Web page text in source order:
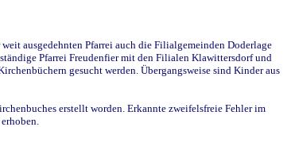
ausgedehnten Pfarrei auch die Filialgemeinden Doderlage
Pfarrei Freudenfier mit den Filialen Klawittersdorf und
gesucht werden. Übergangsweise sind Kinder aus
erstellt worden. Erkannte zweifelsfreie Fehler im